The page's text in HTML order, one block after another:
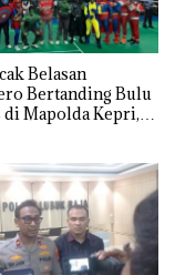
Belasan
Bertanding Bulu
di Mapolda Kepri,